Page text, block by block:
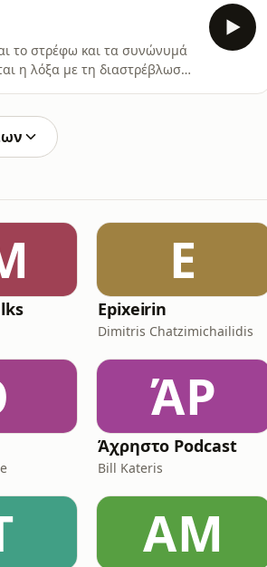
το στρέφω και τα συνώνυμά
η λόξα με τη διαστρέβλωση.
E
Epixeirin
Dimitris Chatzimichailidis
ΆP
Άχρηστο Podcast
Bill Kateris
ΑΜ